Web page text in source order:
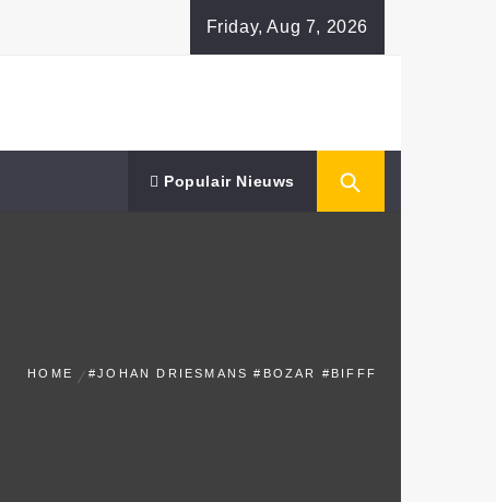
Friday, Aug 7, 2026
Populair Nieuws
HOME #JOHAN DRIESMANS #BOZAR #BIFFF